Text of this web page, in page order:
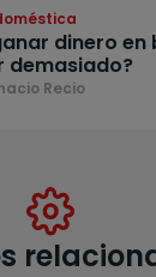
dinero en
demasiado?
Recio